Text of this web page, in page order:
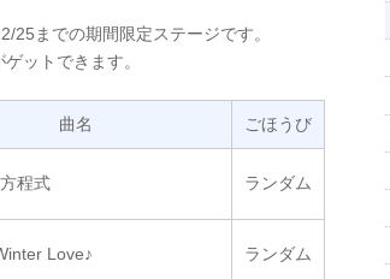
25までの期間限定ステージです。
ットできます。
曲名 ごほうび
程式 ランダム
Love♪ ランダム